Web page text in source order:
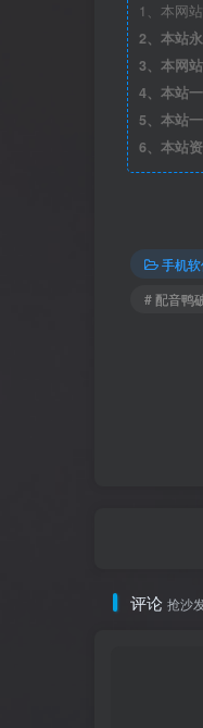
1、本网
2、本站
3、本网
4、本站
5、本站
6、本站
手机
# 配音鸭
评论 抢沙